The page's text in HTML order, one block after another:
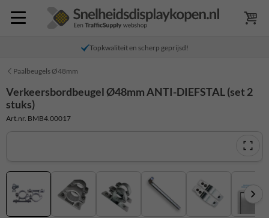
Topkwaliteit en scherp geprijsd!
Paalbeugels Ø48mm
Verkeersbordbeugel Ø48mm ANTI-DIEFSTAL (set 2
stuks)
Art.nr. BMB4.00017